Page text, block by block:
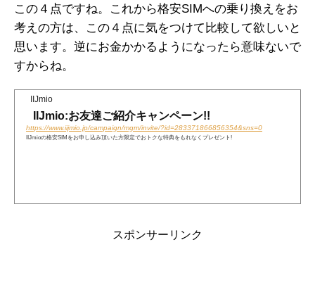
この４点ですね。これから格安SIMへの乗り換えをお
考えの方は、この４点に気をつけて比較して欲しいと
思います。逆にお金かかるようになったら意味ないで
すからね。
IIJmio
IIJmio:お友達ご紹介キャンペーン!!
https://www.iijmio.jp/campaign/mgm/invite/?id=283371866856354&sns=0
IIJmioの格安SIMをお申し込み頂いた方限定でおトクな特典をもれなくプレゼント!
スポンサーリンク